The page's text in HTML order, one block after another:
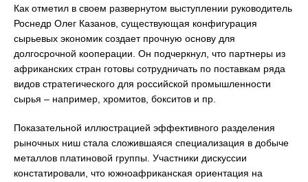
Как отметил в своем развернутом выступлении руководитель
Роснедр Олег Казанов, существующая конфигурация
сырьевых экономик создает прочную основу для
долгосрочной кооперации. Он подчеркнул, что партнеры из
африканских стран готовы сотрудничать по поставкам ряда
видов стратегического для российской промышленности
сырья – например, хромитов, бокситов и пр.
Показательной иллюстрацией эффективного разделения
рыночных ниш стала сложившаяся специализация в добыче
металлов платиновой группы. Участники дискуссии
констатировали, что южноафриканская ориентация на